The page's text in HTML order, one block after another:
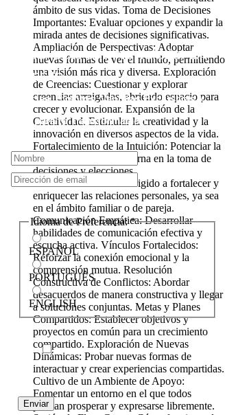
Suscríbete a la NewsletterEn
Tránsito
Noticias, Eventos, Ventajas Exclusivas y
Tips para tu Transformación
Idioma de Preferencia: *
ESPAÑOL
PORTUGUÊS
ENGLISH
Enviar